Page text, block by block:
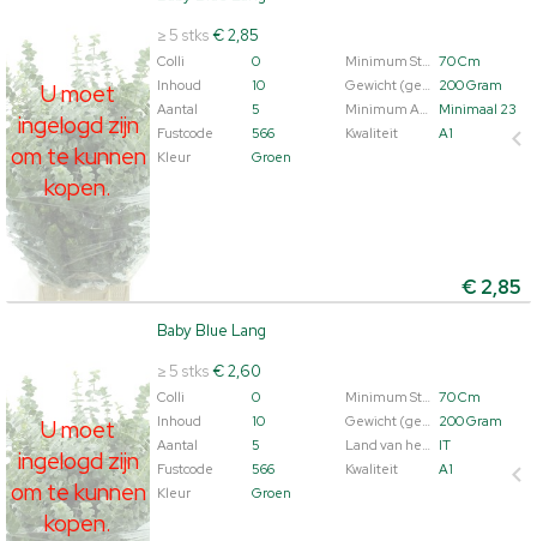
U moet
ingelogd zijn
om te kunnen
kopen.
≥ 5 stks€ 2,85
Colli 0 Minimum Steellengte
70 Cm
Inhoud
10
200 Gram
Aantal
5
Minimaal 23
Fustcode
566 Kwaliteit
A1
Kleur
Groen
€ 2,85
U moet ingelogd zijn om te kunnen kopen.
in te loggen.
U moet
ingelogd zijn
om te kunnen
kopen.
Baby Blue Lang
≥ 5 stks€ 2,60
Colli 0 Minimum Steellengte
70 Cm
Inhoud
10
200 Gram
Aantal
5
IT
Fustcode
566 Kwaliteit
A1
Kleur
Groen
Baby Blue Lang
U moet ingelogd zijn om te kunnen kopen.
in te loggen.